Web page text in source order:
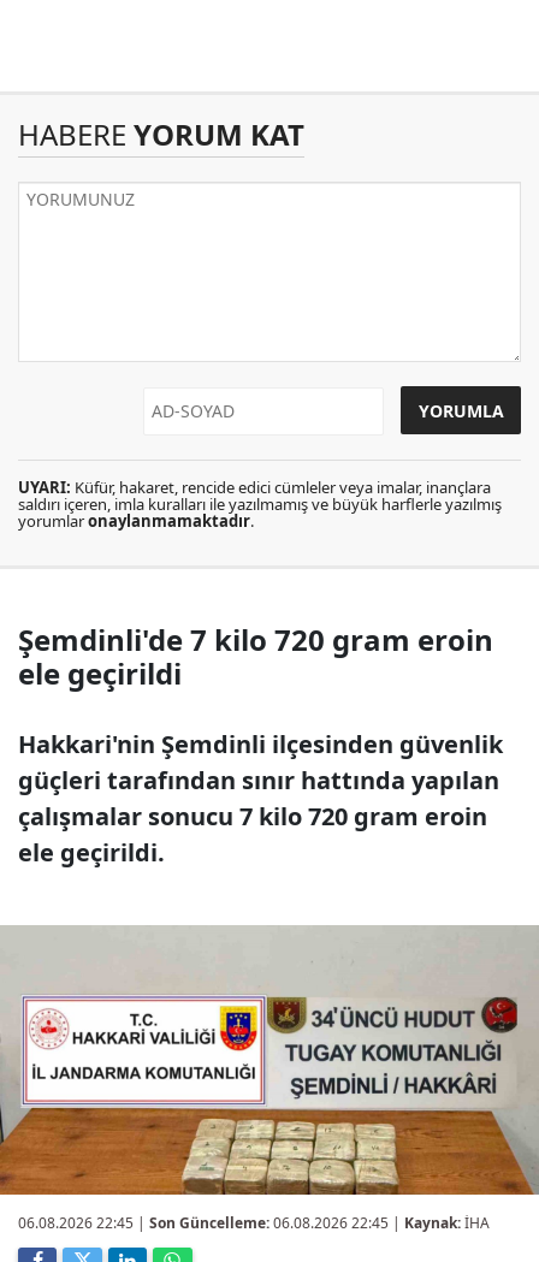
HABERE YORUM KAT
UYARI: Küfür, hakaret, rencide edici cümleler veya imalar, inançlara
saldırı içeren, imla kuralları ile yazılmamış ve büyük harflerle yazılmış
yorumlaronaylanmamaktadır.
Şemdinli'de 7 kilo 720 gram eroin
ele geçirildi
Hakkari'nin Şemdinli ilçesinden güvenlik
güçleri tarafından sınır hattında yapılan
çalışmalar sonucu 7 kilo 720 gram eroin
ele geçirildi.
06.08.2026 22:45 | Son Güncelleme:06.08.2026 22:45 | Kaynak:İHA